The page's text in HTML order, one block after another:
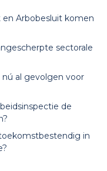
Arbobesluit komen
sectorale
al gevolgen voor
de
in